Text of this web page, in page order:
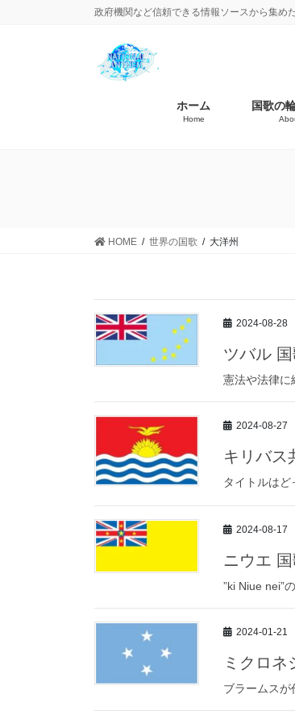
政府機関など信頼できる情報ソースから集め
ホーム
Home
国歌の
HOME 世界の国歌 大洋州
2024-08-28
ツバル
憲法や法律に
2024-08-27
キリバス
タイトルは
2024-08-17
ニウエ 国
”ki Niue nei”
2024-01-21
ミクロネ
ブラームスが